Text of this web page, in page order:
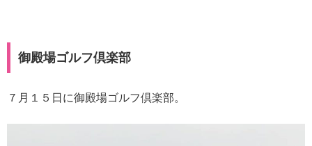
御殿場ゴルフ倶楽部
７月１５日に御殿場ゴルフ倶楽部。